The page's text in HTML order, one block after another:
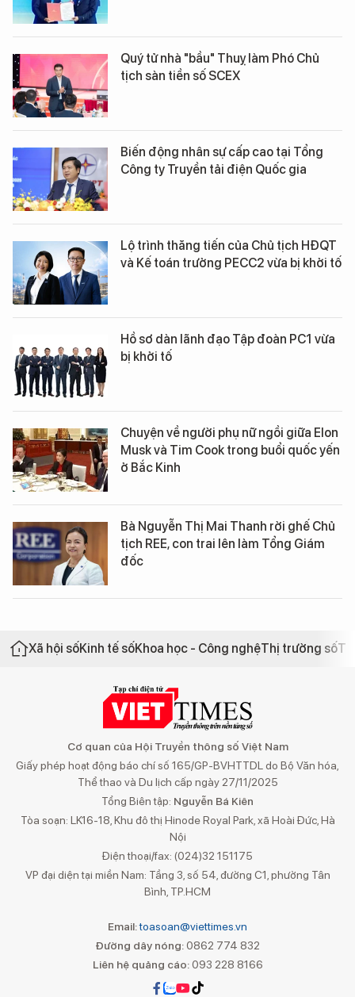
Quý tử nhà "bầu" Thuỵ làm Phó Chủ
tịch sàn tiền số SCEX
Biến động nhân sự cấp cao tại Tổng
Công ty Truyền tải điện Quốc gia
Lộ trình thăng tiến của Chủ tịch HĐQT
và Kế toán trưởng PECC2 vừa bị khởi tố
Hồ sơ dàn lãnh đạo Tập đoàn PC1 vừa
bị khởi tố
Chuyện về người phụ nữ ngồi giữa Elon
Musk và Tim Cook trong buổi quốc yến
ở Bắc Kinh
Bà Nguyễn Thị Mai Thanh rời ghế Chủ
tịch REE, con trai lên làm Tổng Giám
đốc
Xã hội sốKinh tế sốKhoa học - Công nghệThị trường số
Cơ quan của Hội Truyền thông số Việt Nam
Giấy phép hoạt động báo chí số 165/GP-BVHTTDL do Bộ Văn hóa,
Thể thao và Du lịch cấp ngày 27/11/2025
Tổng Biên tập: Nguyễn Bá Kiên
Tòa soạn: LK16-18, Khu đô thị Hinode Royal Park, xã Hoài Đức, Hà
Nội
Điện thoại/fax: (024)32 151175
VP đại diện tại miền Nam: Tầng 3, số 54, đường C1, phường Tân
Bình, TP.HCM
Email:toasoan@viettimes.vn
Đường dây nóng: 0862 774 832
Liên hệ quảng cáo:093 228 8166